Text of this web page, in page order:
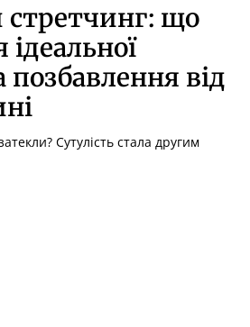
стретчинг: що
позбавлення від
Сутулість стала другим